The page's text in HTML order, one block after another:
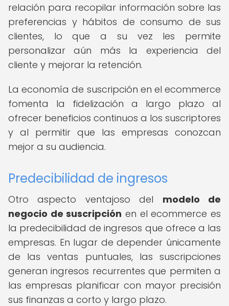
relación para recopilar información sobre las
preferencias y hábitos de consumo de sus
clientes, lo que a su vez les permite
personalizar aún más la experiencia del
cliente y mejorar la retención.
La economía de suscripción en el ecommerce
fomenta la fidelización a largo plazo al
ofrecer beneficios continuos a los suscriptores
y al permitir que las empresas conozcan
mejor a su audiencia.
Predecibilidad de ingresos
Otro aspecto ventajoso del modelo de
negocio de suscripción en el ecommerce es
la predecibilidad de ingresos que ofrece a las
empresas. En lugar de depender únicamente
de las ventas puntuales, las suscripciones
generan ingresos recurrentes que permiten a
las empresas planificar con mayor precisión
sus finanzas a corto y largo plazo.